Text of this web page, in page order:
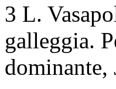
3 L.
galleggia.